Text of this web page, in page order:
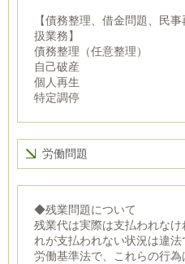
【債務整理、借金問題、民
扱業務】
債務整理（任意整理）
自己破産
個人再生
特定調停
労働問題
◆残業問題について
残業代は実際は支払われな
れが支払われない状況は違法
労働基準法で、これらの行